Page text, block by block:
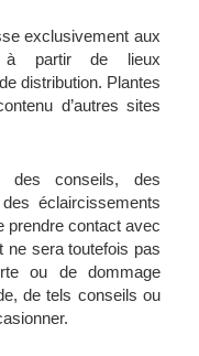
exclusivement aux
à partir de lieux
distribution. Plantes
d’autres sites
des conseils, des
éclaircissements
prendre contact avec
ne sera toutefois pas
ou de dommage
de tels conseils ou